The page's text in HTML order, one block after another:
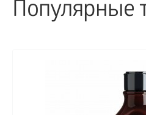
Популярные